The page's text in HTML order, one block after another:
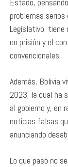
problemas serios
Legislativo, tiene
en prisión y el
convencionales.
Además, Bolivia
2023, la cual ha
al gobierno y, en
noticias falsas
anunciando
Lo que pasó no